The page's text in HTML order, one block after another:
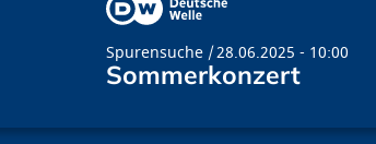
Spurensuche 28.06.2025 - 10:00
Sommerkonzert